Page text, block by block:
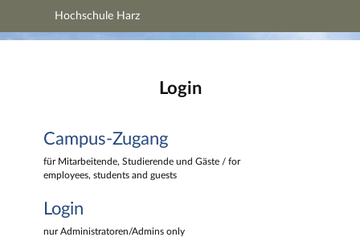
Hauptnavigation
Fußzeile
Hochschule Harz
Login
Campus-Zugang
für Mitarbeitende, Studierende und Gäste / for
employees, students and guests
Login
nur Administratoren/Admins only